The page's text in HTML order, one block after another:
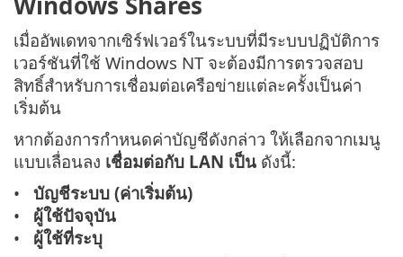
เมื่ออัพเดทจากเซิร์ฟเวอร์ในระบบที่มีระบบปฏิบัติการ
เวอร์ชันที่ใช้ Windows NT จะต้องมีการตรวจสอบ
สิทธิ์สำหรับการเชื่อมต่อเครือข่ายแต่ละครั้งเป็นค่า
เริ่มต้น
หากต้องการกำหนดค่าบัญชีดังกล่าว ให้เลือกจากเมนู
แบบเลื่อนลง เชื่อมต่อกับ LAN เป็น ดังนี้:
บัญชีระบบ (ค่าเริ่มต้น)
ผู้ใช้ปัจจุบัน
ผู้ใช้ที่ระบุ